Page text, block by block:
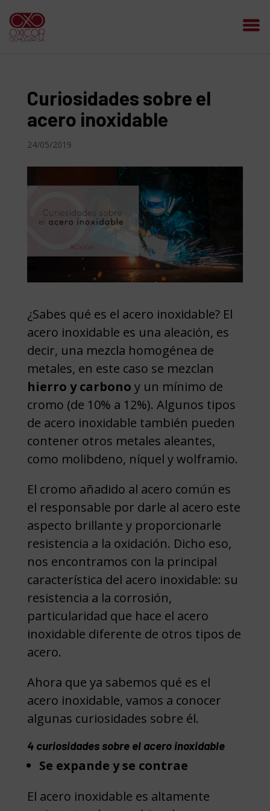
Curiosidades sobre el
acero inoxidable
24/05/2019
¿Sabes qué es el acero inoxidable? El
acero inoxidable es una aleación, es
decir, una mezcla homogénea de
metales, en este caso se mezclan
hierro y carbono y un mínimo de
cromo (de 10% a 12%). Algunos tipos
de acero inoxidable también pueden
contener otros metales aleantes,
como molibdeno, níquel y wolframio.
El cromo añadido al acero común es
el responsable por darle al acero este
aspecto brillante y proporcionarle
resistencia a la oxidación. Dicho eso,
nos encontramos con la principal
característica del acero inoxidable: su
resistencia a la corrosión,
particularidad que hace el acero
inoxidable diferente de otros tipos de
acero.
Ahora que ya sabemos qué es el
acero inoxidable, vamos a conocer
algunas curiosidades sobre él.
4 curiosidades sobre el acero inoxidable
Se expande y se contrae
El acero inoxidable es altamente